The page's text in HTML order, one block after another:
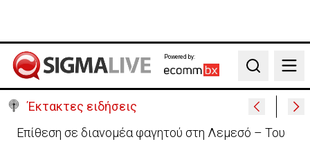
Powered by:
Search
Έκτακτες ειδήσεις
Ο στρατηγός του Τραμπ «αναζητά διέξοδο» από τον